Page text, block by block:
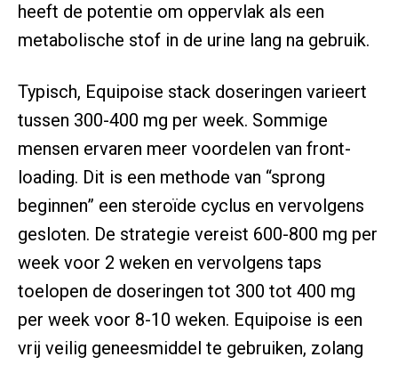
heeft de potentie om oppervlak als een
metabolische stof in de urine lang na gebruik.
Typisch, Equipoise stack doseringen varieert
tussen 300-400 mg per week. Sommige
mensen ervaren meer voordelen van front-
loading. Dit is een methode van “sprong
beginnen” een steroïde cyclus en vervolgens
gesloten. De strategie vereist 600-800 mg per
week voor 2 weken en vervolgens taps
toelopen de doseringen tot 300 tot 400 mg
per week voor 8-10 weken. Equipoise is een
vrij veilig geneesmiddel te gebruiken, zolang